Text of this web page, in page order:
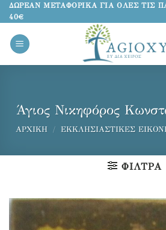
Μετάβαση
στο
περιεχόμενο
ΔΩΡΕΑΝ ΜΕΤΑΦΟΡΙΚΑ ΓΙΑ ΟΛΕΣ ΤΙΣ
40€
Άγιος Νικηφόρος
ΑΡΧΙΚΉ / ΕΚΚΛΗΣΙΑΣΤΙΚΈΣ
ΦΊΛΤΡΑ